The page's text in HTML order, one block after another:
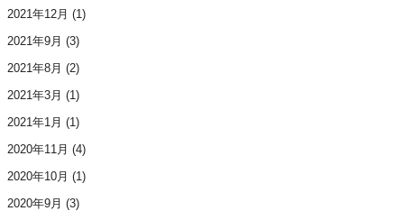
2021年12月 (1)
2021年9月 (3)
2021年8月 (2)
2021年3月 (1)
2021年1月 (1)
2020年11月 (4)
2020年10月 (1)
2020年9月 (3)